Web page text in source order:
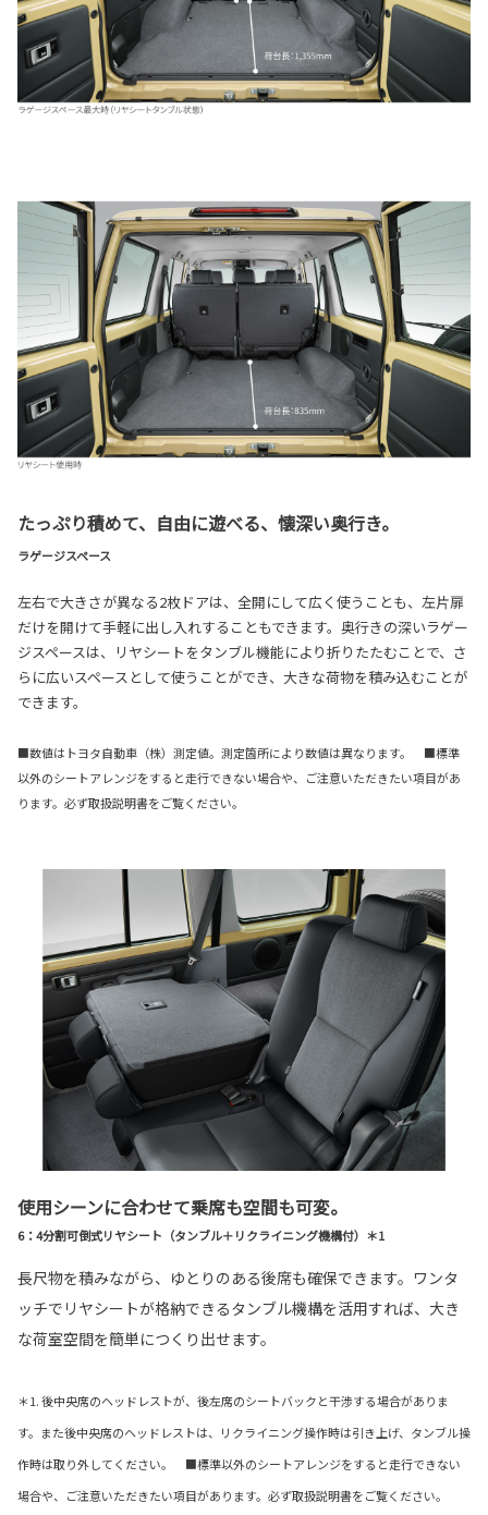
たっぷり積めて、自由に遊べる、懐深い奥行き。
ラゲージスペース
左右で大きさが異なる2枚ドアは、全開にして広く使うことも、左片扉
だけを開けて手軽に出し入れすることもできます。奥行きの深いラゲー
ジスペースは、リヤシートをタンブル機能により折りたたむことで、さ
らに広いスペースとして使うことができ、大きな荷物を積み込むことが
できます。
■数値はトヨタ自動車（株）測定値。測定箇所により数値は異なります。 ■標準
以外のシートアレンジをすると走行できない場合や、ご注意いただきたい項目があ
ります。必ず取扱説明書をご覧ください。
使用シーンに合わせて乗席も空間も可変。
6：4分割可倒式リヤシート（タンブル＋リクライニング機構付）＊1
長尺物を積みながら、ゆとりのある後席も確保できます。ワンタ
ッチでリヤシートが格納できるタンブル機構を活用すれば、大き
な荷室空間を簡単につくり出せます。
＊1. 後中央席のヘッドレストが、後左席のシートバックと干渉する場合がありま
す。また後中央席のヘッドレストは、リクライニング操作時は引き上げ、タンブル操
作時は取り外してください。 ■標準以外のシートアレンジをすると走行できない
場合や、ご注意いただきたい項目があります。必ず取扱説明書をご覧ください。